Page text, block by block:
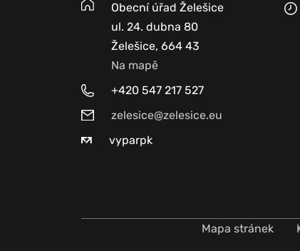
Obecní úřad Želešice
ul. 24. dubna 80
Želešice, 664 43
Na mapě
+420 547 217 527
zelesice@zelesice.eu
vyparpk
Mapa stránek